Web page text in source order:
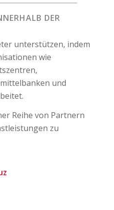
DER
unterstützen, indem
wie
und
Reihe von Partnern
zu